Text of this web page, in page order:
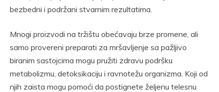
bezbedni i podržani stvarnim rezultatima.
Mnogi proizvodi na tržištu obećavaju brze promene, ali
samo provereni preparati za mršavljenje sa pažljivo
biranim sastojcima mogu pružiti zdravu podršku
metabolizmu, detoksikaciju i ravnotežu organizma. Koji od
njih zaista mogu pomoći da postignete željenu telesnu